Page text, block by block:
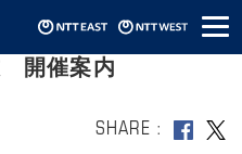
メ
ニ
技大会(2024/パリ)
開催案内
SHARE